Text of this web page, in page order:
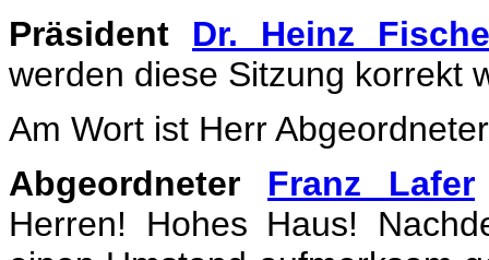
Präsident Dr. Heinz
werden diese Sitzung korrekt
Am Wort ist Herr
Abgeordneter Franz Lafer
Herren! Hohes Haus!